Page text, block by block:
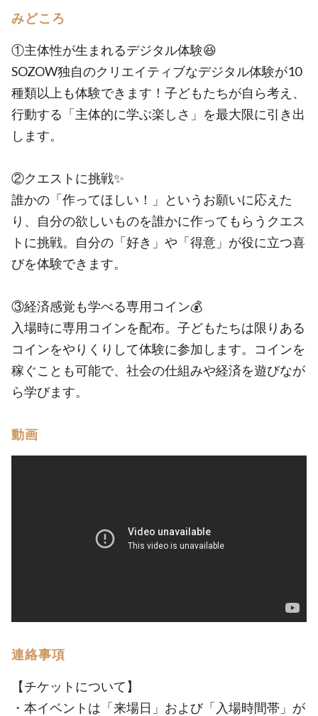
みどころ
①主体性が生まれるデジタル体験😆
SOZOW独自のクリエイティブなデジタル体験が10
種類以上も体験できます！子どもたちが自ら考え、
行動する「主体的に学ぶ楽しさ」を最大限に引き出
します。
②クエストに挑戦✨
誰かの「作ってほしい！」というお願いに応えた
り、自分の欲しいものを誰かに作ってもらうクエス
トに挑戦。自分の「好き」や「得意」が役に立つ喜
びを体験できます。
③経済感覚も学べる専用コイン💰
入場時に専用コインを配布。子どもたちは限りある
コインをやりくりして体験に参加します。コインを
稼ぐことも可能で、社会の仕組みや経済を遊びなが
ら学びます。
動画
連絡事項
【チケットについて】
・本イベントは「来場日」および「入場時間帯」が